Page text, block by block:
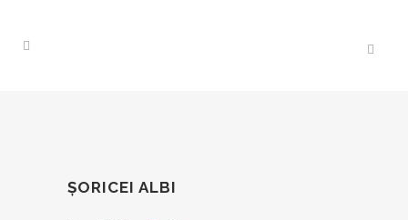
ȘORICEI ALBI